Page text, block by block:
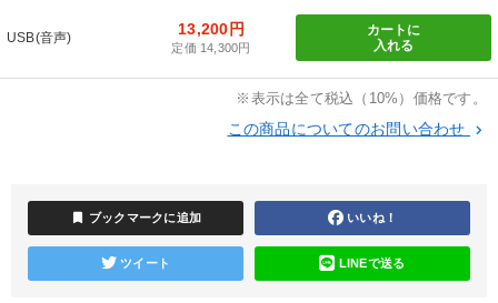
※「更新」を押すと「テーマ」「キーワード」を更新いただけます。
カテゴリー
オーナー社長の「現場力の経営」＋現場の「儲ける力」をさらに
USB(音声) 13,200円
定価 14,300円
カートに
入れる
※表示は全て税込（10%）価格です。
この商品についてのお問い合わせ keyboard_arrow_right
bookmark ブックマークに追加 いいね！
ツイート LINEで送る